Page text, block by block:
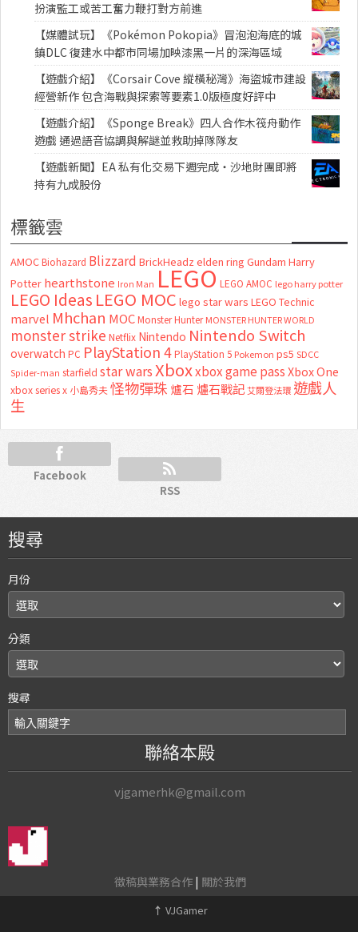
扮演監工或苦工奮力鞭打對方前進
【媒體試玩】《Pokémon Pokopia》冒泡泡海底的城
鎮DLC 復建水中都市同場加映漆黑一片的深海區域
【遊戲介紹】《Corsair Cove 縱橫秘灣》海盜城市建設
經營新作 包含海戰與探索等要素1.0版極度好評中
【遊戲介紹】《Sponge Break》四人合作木筏舟動作
遊戲 通過語音協調與解謎並救助掉隊隊友
【遊戲新聞】EA 私有化交易下週完成・沙地財團即將
持有九成股份
標籤雲
AMOC Biohazard Blizzard BrickHeadz elden ring Gundam Harry
Potter hearthstone Iron Man LEGO LEGO AMOC lego harry potter
LEGO Ideas LEGO MOC lego star wars LEGO Technic
marvel Mhchan MOC Monster Hunter MONSTER HUNTER WORLD
monster strike Netflix Nintendo Nintendo Switch
overwatch PC PlayStation 4 PlayStation 5 Pokemon ps5 SDCC
Spider-man starfield star warsXboxxbox game passXbox One
xbox series x 小島秀夫怪物彈珠 爐石 爐石戰記艾爾登法環 遊戲人
生
Facebook
RSS
搜尋
月份
分類
搜尋
聯絡本殿
vjgamerhk@gmail.com
徵稿與業務合作| 關於我們
↑ VJGamer